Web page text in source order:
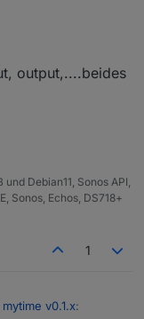
output,....beides
Debian11, Sonos API,
Sonos, Echos, DS718+
1
v0.1.x: